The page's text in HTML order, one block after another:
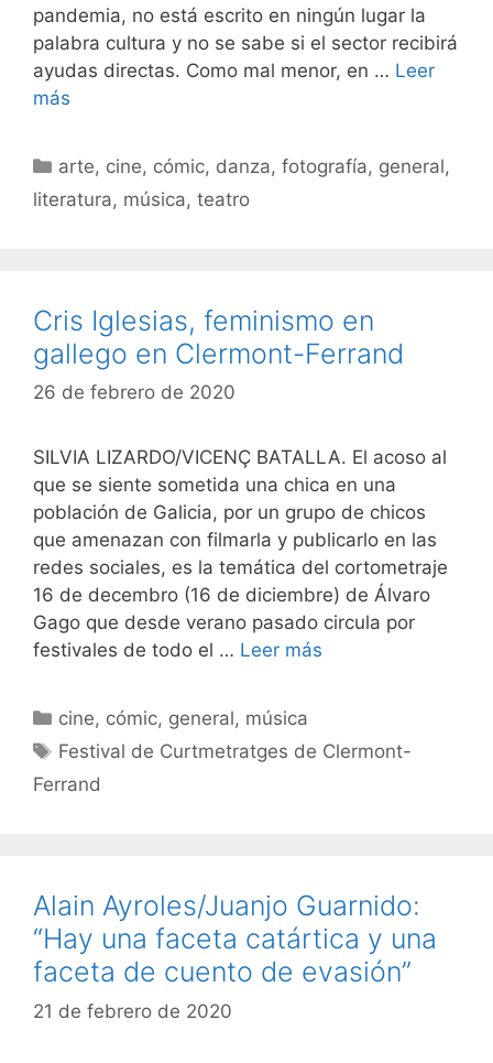
pandemia, no está escrito en ningún lugar la
palabra cultura y no se sabe si el sector recibirá
ayudas directas. Como mal menor, en … Leer
más
Categorías
arte, cine, cómic, danza,fotografía, general,
literatura, música, teatro
Cris Iglesias, feminismo en
gallego en Clermont-Ferrand
26 de febrero de 2020
SILVIA LIZARDO/VICENÇ BATALLA. El acoso al
que se siente sometida una chica en una
población de Galicia, por un grupo de chicos
que amenazan con filmarla y publicarlo en las
redes sociales, es la temática del cortometraje
16 de decembro (16 de diciembre) de Álvaro
Gago que desde verano pasado circula por
festivales de todo el … Leer más
Categorías
cine, cómic, general, música
Etiquetas
Festival de Curtmetratges de Clermont-
Ferrand
Alain Ayroles/Juanjo Guarnido:
“Hay una faceta catártica y una
faceta de cuento de evasión”
21 de febrero de 2020